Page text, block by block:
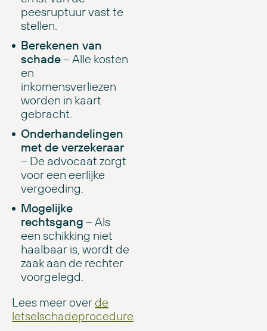
peesruptuur vast te
stellen.
Berekenen van
schade– Alle kosten
en
inkomensverliezen
worden in kaart
gebracht.
Onderhandelingen
met de verzekeraar
– De advocaat zorgt
voor een eerlijke
vergoeding.
Mogelijke
rechtsgang – Als
een schikking niet
haalbaar is, wordt de
zaak aan de rechter
voorgelegd.
Lees meer over de
letselschadeprocedure